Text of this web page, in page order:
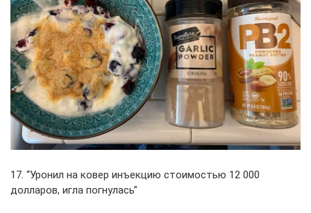
17. “Уронил на ковер инъекцию стоимостью 12 000
долларов, игла погнулась”